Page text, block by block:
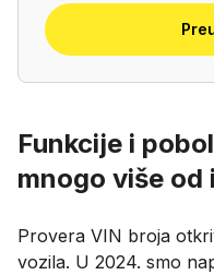
Funkcije i
mnogo više
Provera VIN broja
vozila. U 2024. smo